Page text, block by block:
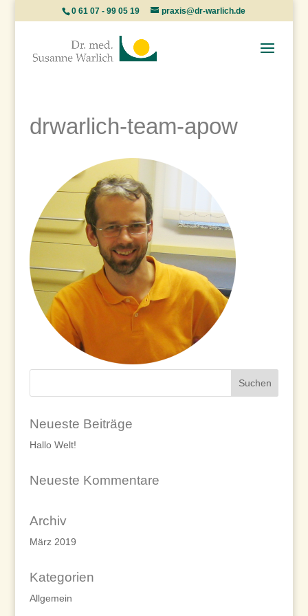
0 61 07 - 99 05 19 praxis@dr-warlich.de
drwarlich-team-apow
Neueste Beiträge
Hallo Welt!
Neueste Kommentare
Archiv
März 2019
Kategorien
Allgemein